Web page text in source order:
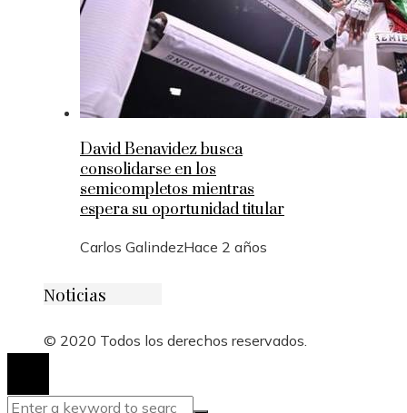
David Benavidez busca
consolidarse en los
semicompletos mientras
espera su oportunidad titular
Carlos GalindezHace 2 años
Noticias
© 2020 Todos los derechos reservados.